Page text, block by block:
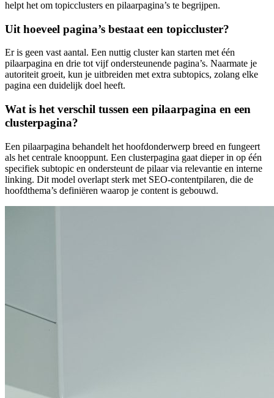
helpt het om topicclusters en pilaarpagina’s te begrijpen.
Uit hoeveel pagina’s bestaat een topiccluster?
Er is geen vast aantal. Een nuttig cluster kan starten met één
pilaarpagina en drie tot vijf ondersteunende pagina’s. Naarmate je
autoriteit groeit, kun je uitbreiden met extra subtopics, zolang elke
pagina een duidelijk doel heeft.
Wat is het verschil tussen een pilaarpagina en een
clusterpagina?
Een pilaarpagina behandelt het hoofdonderwerp breed en fungeert
als het centrale knooppunt. Een clusterpagina gaat dieper in op één
specifiek subtopic en ondersteunt de pilaar via relevantie en interne
linking. Dit model overlapt sterk met SEO-contentpilaren, die de
hoofdthema’s definiëren waarop je content is gebouwd.